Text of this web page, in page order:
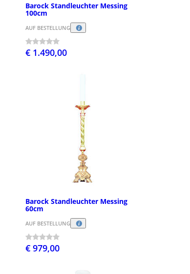
Barock Standleuchter Messing
100cm
AUF BESTELLUNG
€ 1.490,00
Barock Standleuchter Messing
60cm
AUF BESTELLUNG
€ 979,00